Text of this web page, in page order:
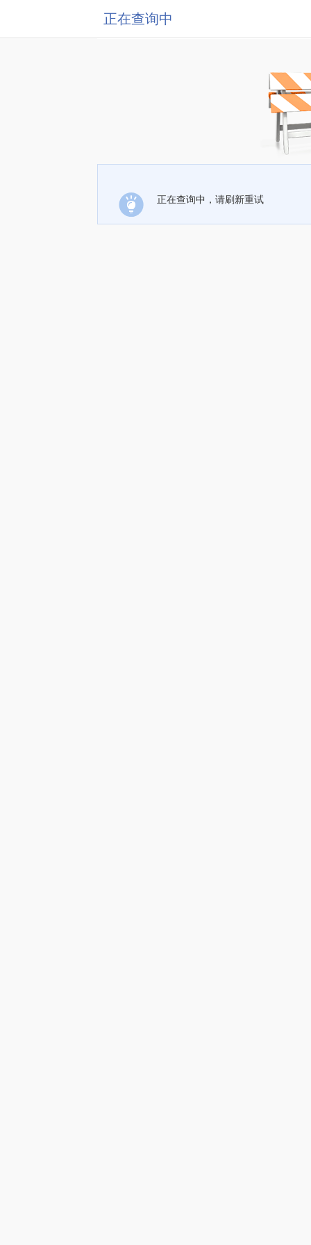
正在查询中
正在查询中，请刷新重试